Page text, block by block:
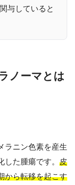
与していると
ノーマとは
ラニン色素を産生
た腫瘍です。 皮
から転移を起こす